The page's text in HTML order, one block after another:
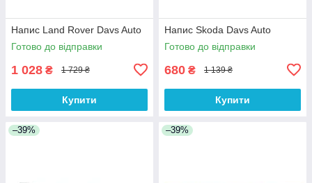
Напис Land Rover Davs Auto
Готово до відправки
1 028 ₴ 1 729 ₴
Купити
Напис Skoda Davs Auto
Готово до відправки
680 ₴ 1 139 ₴
Купити
–39% –39%